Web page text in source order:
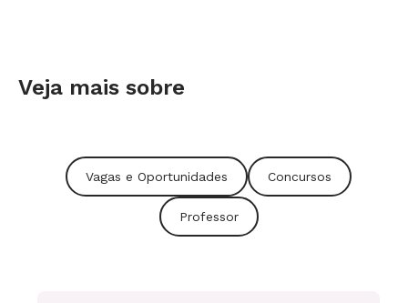
Veja mais sobre
Vagas e Oportunidades Concursos
Professor